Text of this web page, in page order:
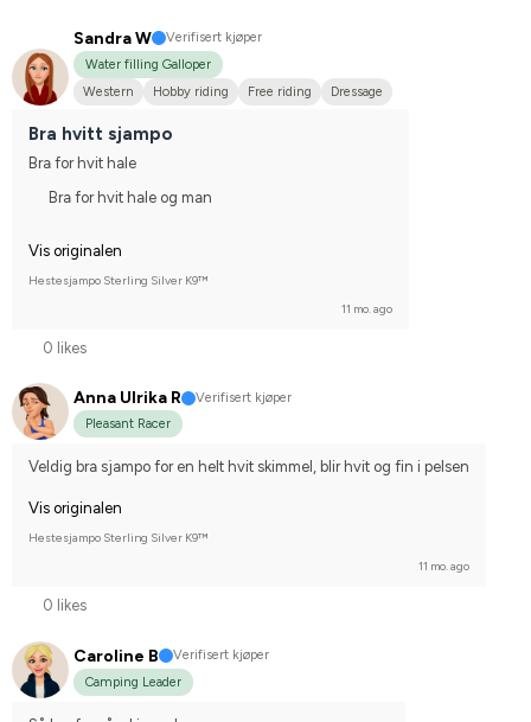
Sandra W
Verifisert kjøper
Water filling Galloper
Western
Hobby riding Free riding Dressage
Bra hvitt sjampo
Bra for hvit hale
Bra for hvit hale og man
Vis originalen
Hestesjampo Sterling Silver K9™
11 mo. ago
0 likes
Anna Ulrika R
Verifisert kjøper
Pleasant Racer
Veldig bra sjampo for en helt hvit skimmel, blir hvit og fin i pelsen
Vis originalen
Hestesjampo Sterling Silver K9™
11 mo. ago
0 likes
Caroline B
Verifisert kjøper
Camping Leader